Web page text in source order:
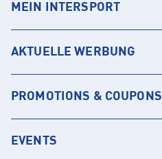
MEIN INTERSPORT
AKTUELLE WERBUNG
PROMOTIONS & COUPONS
EVENTS